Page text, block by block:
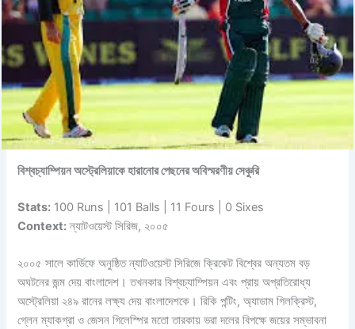
বিশ্বচ্যাম্পিয়ন অস্ট্রেলিয়াকে হারানোর পেছনের অবিস্মরণীয় সেঞ্চুরি
Stats: 100 Runs | 101 Balls | 11 Fours | 0 Sixes
Context:ন্যাটওয়েস্ট সিরিজ, ২০০৫
২০০৫ সালে কার্ডিফে অনুষ্ঠিত ন্যাটওয়েস্ট সিরিজে ক্রিকেট বিশ্বের অন্যতম বড়
অঘটনের জন্ম দেয় বাংলাদেশ। তখনকার বিশ্বচ্যাম্পিয়ন এবং প্রায় অপ্রতিরোধ্য
অস্ট্রেলিয়া ২৪৯ রানের লক্ষ্য দেয় বাংলাদেশকে। রিকি পন্টিং, অ্যাডাম গিলক্রিস্ট,
গ্লেন ম্যাকগ্রা ও জেসন গিলেস্পির মতো তারকায় ভরা দলের বিপক্ষে জয়ের সম্ভাবনা